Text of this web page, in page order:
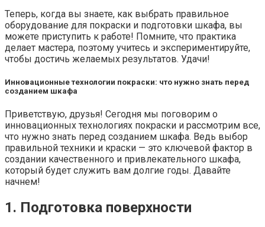
Теперь, когда вы знаете, как выбрать правильное
оборудование для покраски и подготовки шкафа, вы
можете приступить к работе! Помните, что практика
делает мастера, поэтому учитесь и экспериментируйте,
чтобы достичь желаемых результатов. Удачи!
Инновационные технологии покраски: что нужно знать перед
созданием шкафа
Приветствую, друзья! Сегодня мы поговорим о
инновационных технологиях покраски и рассмотрим все,
что нужно знать перед созданием шкафа. Ведь выбор
правильной техники и краски — это ключевой фактор в
создании качественного и привлекательного шкафа,
который будет служить вам долгие годы. Давайте
начнем!
1. Подготовка поверхности